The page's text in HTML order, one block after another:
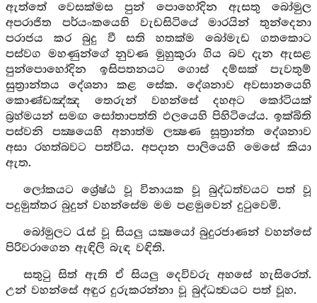
ඇත්තේ වෙසක්මස පුන් පොහෝදින ඇසතු බෝමුල
අපරාජිත පර්යංකයෙහි වැඩසිටියේ මාරයින් තුන්දෙනා
පරාජය කර බුදු වී සති හතක්ම බෝමැඩ ගතකොට
පස්වග මහණුන්ගේ නුවණ මුහුකුරා ගිය බව දැන ඇසළ
පුන්පොහෝදින ඉසිපතනයට ගොස් දම්සක් පැවතුම්
සුත්‍රාන්තය දේශනා කළ සේක. දේශනාව අවසානයෙහි
කොණ්ඩඤ්ඤ තෙරුන් වහන්සේ දහඅට කෝටියක්
බ්‍රහ්මයන් සමඟ සෝතාපත්ති ඵලයෙහි පිහිටියේය. ඉක්බිති
පස්වනි පක්‍ෂයෙහි අනාත්ම ලක්‍ෂණ සූත්‍රාන්ත දේශනාව
අසා රහත්බවට පත්විය. අපදාන පාලියෙහි මෙසේ කියා
ඇත.
ලෝකයට ශ්‍රේෂ්ඨ වූ විනායක වූ බුද්ධත්වයට පත් වූ
පදුමුත්තර බුදුන් වහන්සේම මම පළමුවෙන් දුටුවෙමි.
බෝමුලට රැස් වූ සියලු යක්‍ෂයෝ බුදුරජාණන් වහන්සේ
පිරිවරාගෙන ඇඳිලි බැඳ වඳිති.
සතුටු සිත් ඇති ඒ සියලු දෙවිවරු අහසේ හැසිරෙත්.
උන් වහන්සේ අඳුර දුරුකරන්නා වූ බුද්ධත්‍වයට පත් වූහ.